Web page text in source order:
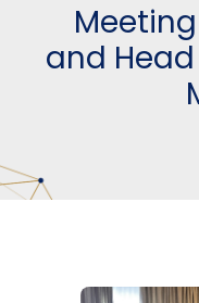
and Head